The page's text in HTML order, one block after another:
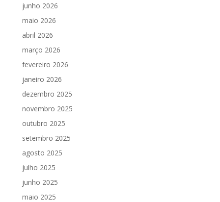
junho 2026
maio 2026
abril 2026
março 2026
fevereiro 2026
janeiro 2026
dezembro 2025
novembro 2025
outubro 2025
setembro 2025
agosto 2025
julho 2025
junho 2025
maio 2025